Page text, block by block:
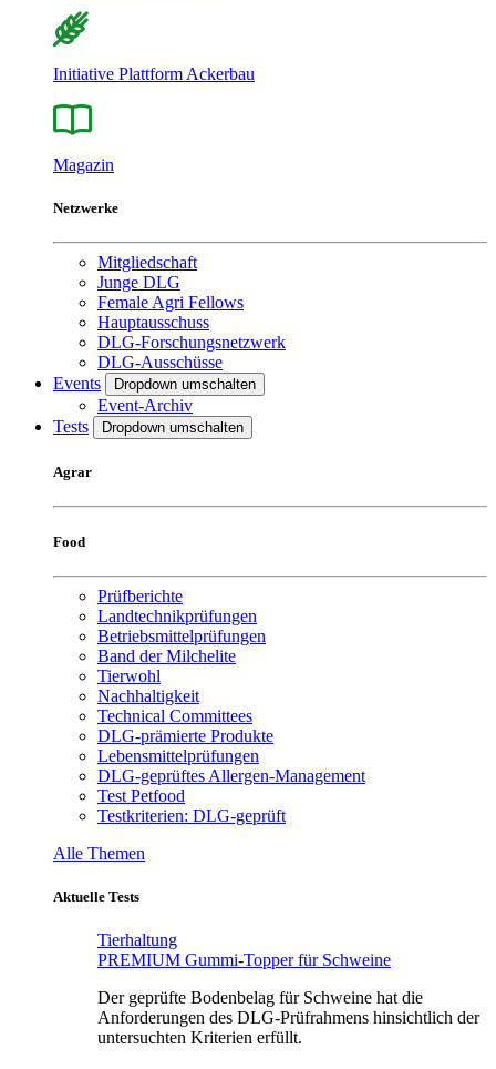
Initiative Plattform Ackerbau
Magazin
Netzwerke
Mitgliedschaft
Junge DLG
Female Agri Fellows
Hauptausschuss
DLG-Forschungsnetzwerk
DLG-Ausschüsse
Events
Dropdown umschalten
Event-Archiv
Tests
Dropdown umschalten
Agrar
Food
Prüfberichte
Landtechnikprüfungen
Betriebsmittelprüfungen
Band der Milchelite
Tierwohl
Nachhaltigkeit
Technical Committees
DLG-prämierte Produkte
Lebensmittelprüfungen
DLG-geprüftes Allergen-Management
Test Petfood
Testkriterien: DLG-geprüft
Alle Themen
Aktuelle Tests
Tierhaltung
PREMIUM Gummi-Topper für Schweine
Der geprüfte Bodenbelag für Schweine hat die
Anforderungen des DLG-Prüfrahmens hinsichtlich der
untersuchten Kriterien erfüllt.